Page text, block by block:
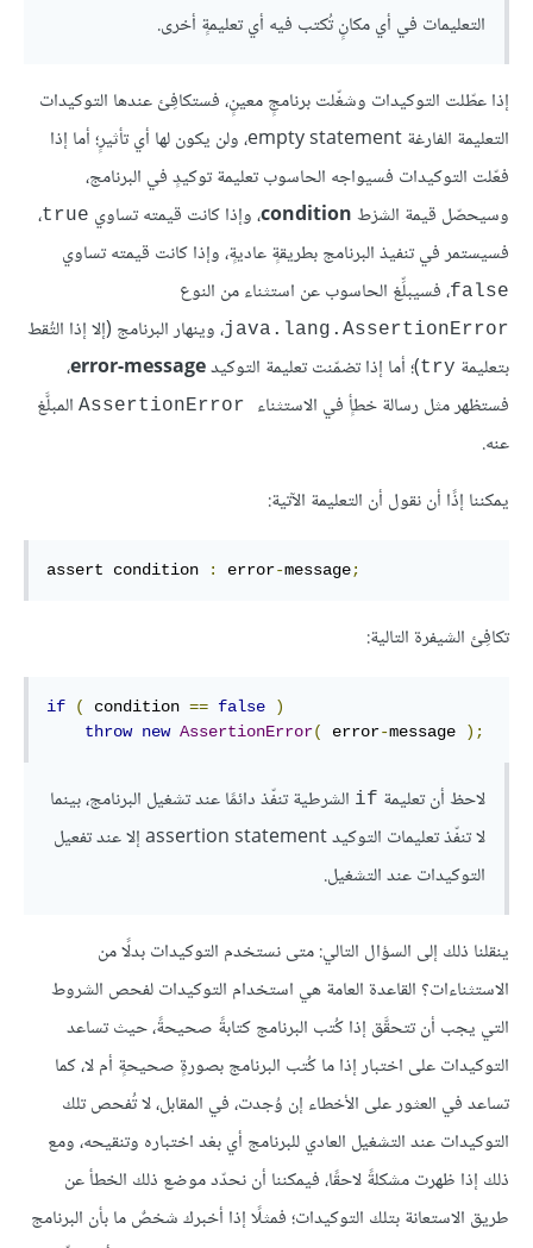
التعليمات في أي مكانٍ تُكتب فيه أي تعليمةٍ أخرى.
إذا عطّلت التوكيدات وشغّلت برنامجٍ معينٍ، فستكافِئ عندها التوكيدات
التعليمة الفارغة empty statement، ولن يكون لها أي تأثيرٍ؛ أما إذا
فعّلت التوكيدات فسيواجه الحاسوب تعليمة توكيدٍ في البرنامج،
وسيحصّل قيمة الشرْطcondition، وإذا كانت قيمته تساوي true،
فسيستمر في تنفيذ البرنامج بطريقةٍ عاديةٍ، وإذا كانت قيمته تساوي
false، فسيبلِّغ الحاسوب عن استثناء من النوع
java.lang.AssertionError، وينهار البرنامج (إلا إذا التُقط
بتعليمة try)؛ أما إذا تضمّنت تعليمة التوكيدerror-message،
فستظهر مثل رسالة خطأٍ في الاستثناء
المبلَّغ
عنه.
يمكننا إذًا أن نقول أن التعليمة الآتية:
assert condition : error-message;
تكافِئ الشيفرة التالية:
if ( condition == false
)
throw new AssertionError( error-message );
لاحظ أن تعليمة if الشرطية تنفّذ دائمًا عند تشغيل البرنامج، بينما
لا تنفّذ تعليمات التوكيد assertion statement إلا عند تفعيل
التوكيدات عند التشغيل.
ينقلنا ذلك إلى السؤال التالي: متى نستخدم التوكيدات بدلًا من
الاستثناءات؟ القاعدة العامة هي استخدام التوكيدات لفحص الشروط
التي يجب أن تتحقَّق إذا كُتب البرنامج كتابةً صحيحةً، حيث تساعد
التوكيدات على اختبار إذا ما كُتب البرنامج بصورةٍ صحيحةٍ أم لا، كما
تساعد في العثور على الأخطاء إن وُجدت، في المقابل، لا تُفحص تلك
التوكيدات عند التشغيل العادي للبرنامج أي بعْد اختباره وتنقيحه، ومع
ذلك إذا ظهرت مشكلةً لاحقًا، فيمكننا أن نحدّد موضع ذلك الخطأ عن
طريق الاستعانة بتلك التوكيدات؛ فمثلًا إذا أخبرك شخصٌ ما بأن البرنامج